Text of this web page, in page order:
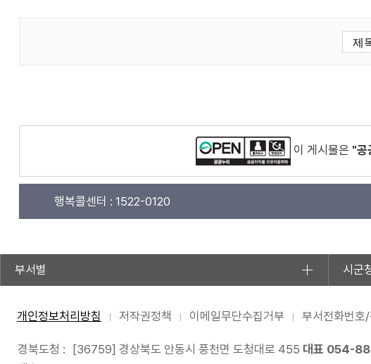
이 게시물은 "공
행복콜센터 : 1522-0120
부서별 시군
개인정보처리방침 저작권정책 이메일무단수집거부 부서전화번호
경북도청 : [36759] 경상북도 안동시 풍천면 도청대로 455 대표 054-